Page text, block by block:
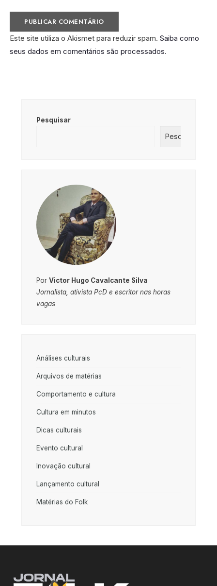
Este site utiliza o Akismet para reduzir spam. Saiba como
seus dados em comentários são processados.
Pesquisar
Pesquisar
Por Victor Hugo Cavalcante Silva
Jornalista, ativista PcD e escritor nas horas
vagas
Análises culturais
Arquivos de matérias
Comportamento e cultura
Cultura em minutos
Dicas culturais
Evento cultural
Inovação cultural
Lançamento cultural
Matérias do Folk